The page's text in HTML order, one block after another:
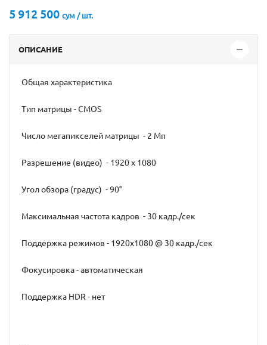
5 912 500 сум / шт.
ОПИСАНИЕ
Общая характеристика
Tип матрицы - CMOS
Число мегапикселей матрицы - 2 Мп
Разрешение (видео) - 1920 x 1080
Угол обзора (градус) - 90°
Максимальная частота кадров - 30 кадр./сек
Поддержка режимов - 1920x1080 @ 30 кадр./сек
Фокусировка - автоматическая
Поддержка HDR - нет